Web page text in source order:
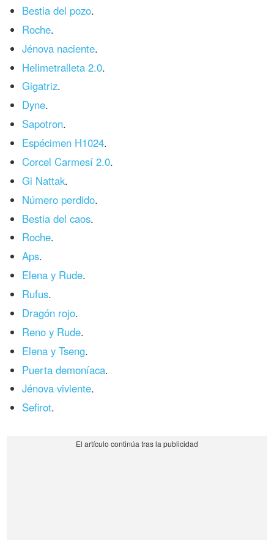
Bestia del pozo.
Roche.
Jénova naciente.
Helimetralleta 2.0.
Gigatriz.
Dyne.
Sapotron.
Espécimen H1024.
Corcel Carmesí 2.0.
Gi Nattak.
Número perdido.
Bestia del caos.
Roche.
Aps.
Elena y Rude.
Rufus.
Dragón rojo.
Reno y Rude.
Elena y Tseng.
Puerta demoníaca.
Jénova viviente.
Sefirot.